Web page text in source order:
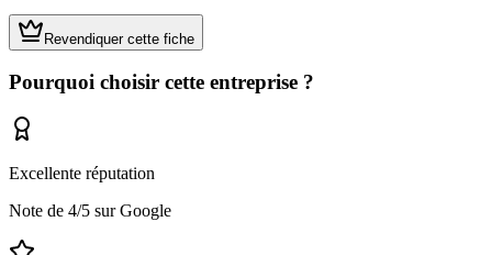
Revendiquer cette fiche
Pourquoi choisir cette entreprise ?
Excellente réputation
Note de 4/5 sur Google